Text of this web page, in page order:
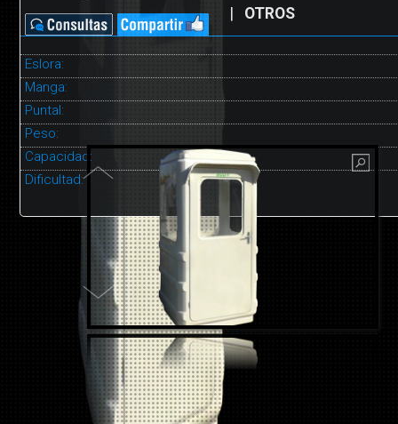
OTROS
Eslora:
Manga:
Puntal:
Peso:
Capacidad:
Dificultad: